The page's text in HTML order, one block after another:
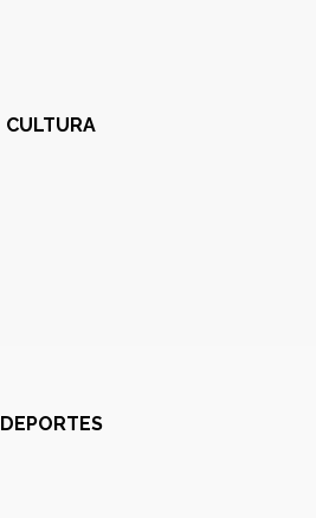
CULTURA
DEPORTES